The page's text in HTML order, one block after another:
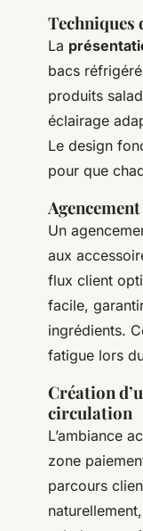
Techniques
La
bacs
produits
éclairage
Le design
pour que
Un
aux
flux client
facile,
ingrédients.
fatigue lors
Création
circulation
L’ambiance
zone
parcours